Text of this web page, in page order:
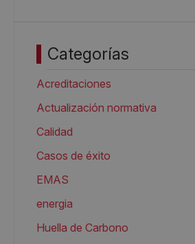
Categorías
Acreditaciones
Actualización normativa
Calidad
Casos de éxito
EMAS
energia
Huella de Carbono